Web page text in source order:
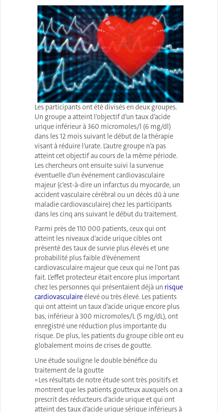
Les participants ont été divisés en deux groupes.
Un groupe a atteint l’objectif d’un taux d’acide
urique inférieur à 360 micromoles/l (6 mg/dl)
dans les 12 mois suivant le début de la thérapie
visant à réduire l’urate. L’autre groupe n’a pas
atteint cet objectif au cours de la même période.
Les chercheurs ont ensuite suivi la survenue
éventuelle d’un événement cardiovasculaire
majeur (c’est-à-dire un infarctus du myocarde, un
accident vasculaire cérébral ou un décès dû à une
maladie cardiovasculaire) chez les participants
dans les cinq ans suivant le début du traitement.
Parmi près de 110 000 patients, ceux qui ont
atteint les niveaux d’acide urique cibles ont
présenté des taux de survie plus élevés et une
probabilité plus faible d’événement
cardiovasculaire majeur que ceux qui ne l’ont pas
fait. L’effet protecteur était encore plus important
chez les personnes qui présentaient déjà un risque
cardiovasculaireélevé ou très élevé. Les patients
qui ont atteint un taux d’acide urique encore plus
bas, inférieur à 300 micromoles/L (5 mg/dL), ont
enregistré une réduction plus importante du
risque. De plus, les patients du groupe cible ont eu
globalement moins de crises de goutte.
Une étude souligne le double bénéfice du
traitement de la goutte
« Les résultats de notre étude sont très positifs et
montrent que les patients goutteux auxquels on a
prescrit des réducteurs d’acide urique et qui ont
atteint des taux d’acide urique sérique inférieurs à